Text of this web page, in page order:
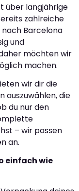
über langjährige
zahlreiche
Barcelona
und
möchten wir
machen.
wir dir die
auszuwählen, die
du nur den
– wir passen
an.
einfach wie